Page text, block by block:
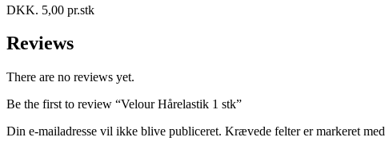
DKK. 5,00 pr.stk
Reviews
There are no reviews yet.
Be the first to review “Velour Hårelastik 1 stk”
Din e-mailadresse vil ikke blive publiceret. Krævede felter er markeret med